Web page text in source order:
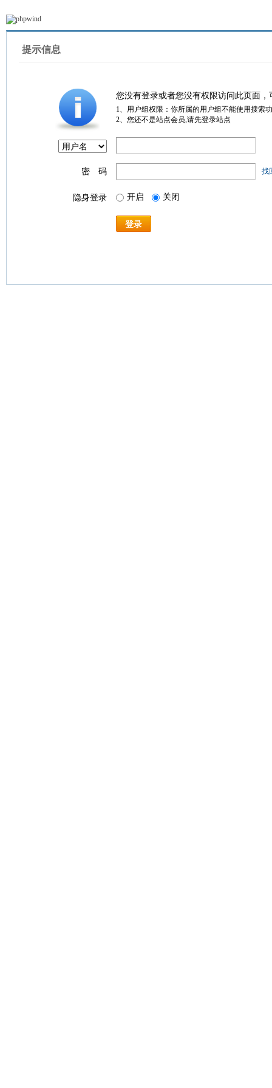
提示信息
您没有登录或者您没有权限访问此页面
1、用户组权限：你所属的用户组不能使用搜索
2、您还不是站点会员,请先登录站点
密 码 找
隐身登录 开启 关闭
登录